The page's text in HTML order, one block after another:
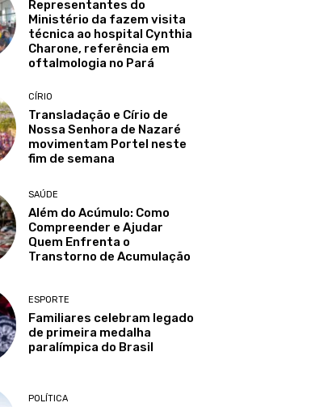
Representantes do
Ministério da fazem visita
técnica ao hospital Cynthia
Charone, referência em
oftalmologia no Pará
CÍRIO
Transladação e Círio de
Nossa Senhora de Nazaré
movimentam Portel neste
fim de semana
SAÚDE
Além do Acúmulo: Como
Compreender e Ajudar
Quem Enfrenta o
Transtorno de Acumulação
ESPORTE
Familiares celebram legado
de primeira medalha
paralímpica do Brasil
POLÍTICA